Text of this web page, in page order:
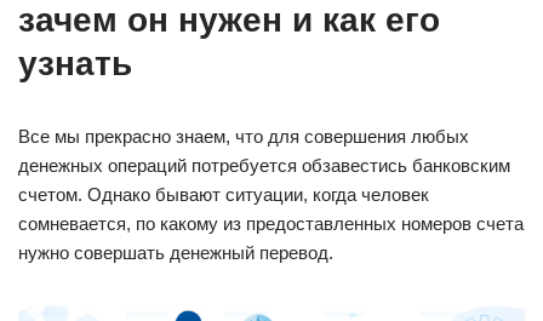
зачем он нужен и как его
узнать
Все мы прекрасно знаем, что для совершения любых
денежных операций потребуется обзавестись банковским
счетом. Однако бывают ситуации, когда человек
сомневается, по какому из предоставленных номеров счета
нужно совершать денежный перевод.